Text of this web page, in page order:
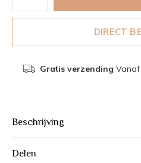
DIRECT
Gratis verzending Vanaf
Beschrijving
Delen